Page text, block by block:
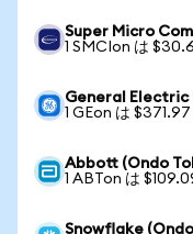
Super Micro
1 SMCIon は
General Electric
1 GEon は
Abbott (Ondo
1 ABTon は
Snowflake